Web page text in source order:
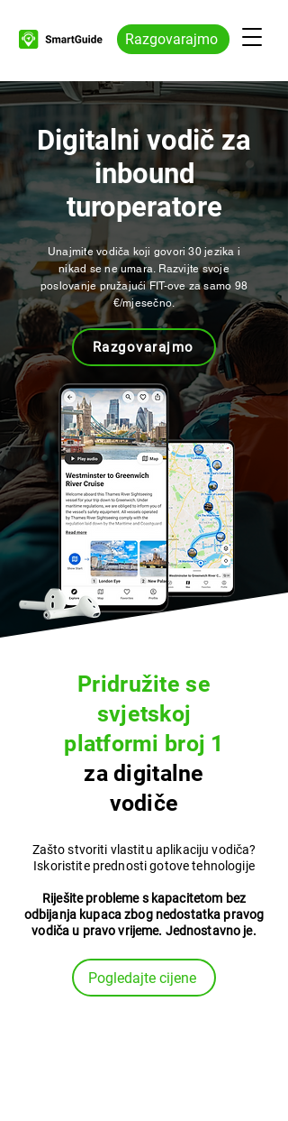
Razgovarajmo
Digitalni vodič za
inbound
turoperatore
Unajmite vodiča koji govori 30 jezika i
nikad se ne umara. Razvijte svoje
poslovanje pružajući FIT-ove za samo 98
€/mjesečno.
Razgovarajmo
Pridružite se
svjetskoj
platformi broj 1
za digitalne
vodiče
Zašto stvoriti vlastitu aplikaciju vodiča?
Iskoristite prednosti gotove tehnologije
Riješite probleme s kapacitetom bez
odbijanja kupaca zbog nedostatka pravog
vodiča u pravo vrijeme. Jednostavno je.
Pogledajte cijene